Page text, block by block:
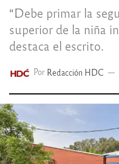
“Debe primar la
superior de la niña
destaca el escrito.
Por Redacción HDC